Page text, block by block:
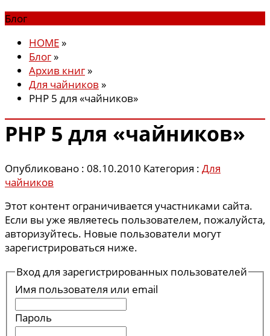
Блог
HOME»
Блог»
Архив книг»
Для чайников »
PHP 5 для «чайников»
PHP 5 для «чайников»
Опубликовано : 08.10.2010 Категория : Для
чайников
Этот контент ограничивается участниками сайта.
Если вы уже являетесь пользователем, пожалуйста,
авторизуйтесь. Новые пользователи могут
зарегистрироваться ниже.
Вход для зарегистрированных пользователей
Имя пользователя или email
Пароль